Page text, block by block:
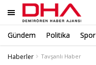
Gündem Politika Spor
Haberler
Tavşanlı Haber